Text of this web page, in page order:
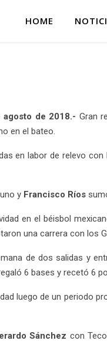
HOME
agosto de 2018.- Gran
en el bateo.
en labor de relevo con
y Francisco Ríos
en el béisbol
una carrera con los
de dos salidas y
6 bases y recetó 6
luego de un periodo
Sánchez con